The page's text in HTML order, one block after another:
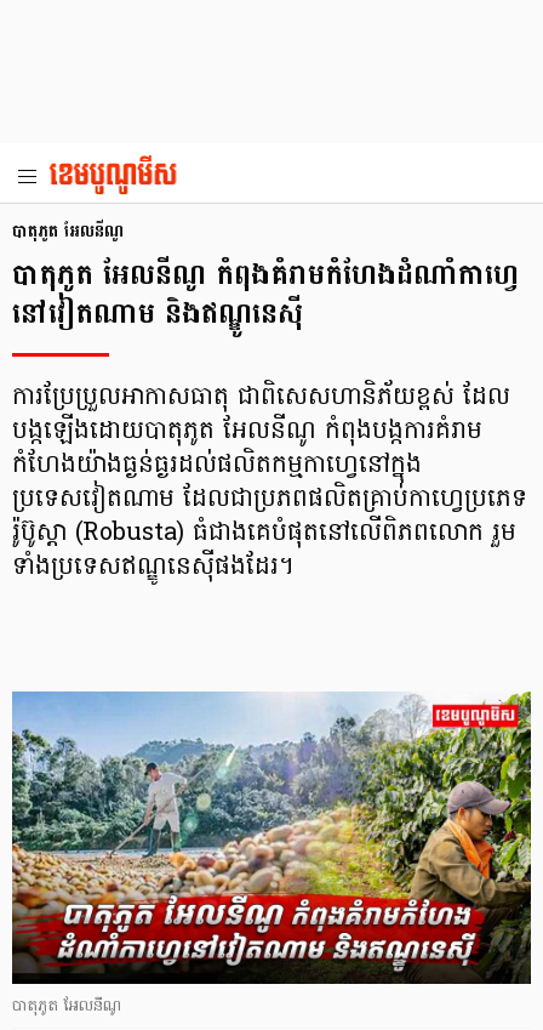
បាតុភូត អែលនីណូ
បាតុភូត​ អែលនីណូ កំពុងគំរាមកំហែងដំណាំកាហ្វេ
នៅវៀតណាម និងឥណ្ឌូនេស៊ី
ការប្រែប្រួលអាកាសធាតុ ជាពិសេសហានិភ័យខ្ពស់ ដែល
បង្កឡើងដោយបាតុភូត អែលនីណូ កំពុងបង្កការគំរាម
កំហែងយ៉ាងធ្ងន់ធ្ងរដល់ផលិតកម្មកាហ្វេនៅក្នុង
ប្រទេសវៀតណាម ដែលជាប្រភពផលិតគ្រាប់កាហ្វេប្រភេទ
រ៉ូប៊ូស្តា (Robusta) ធំជាងគេបំផុតនៅលើពិភពលោក រួម
ទាំងប្រទេសឥណ្ឌូនេស៊ីផងដែរ។
បាតុភូត អែលនីណូ